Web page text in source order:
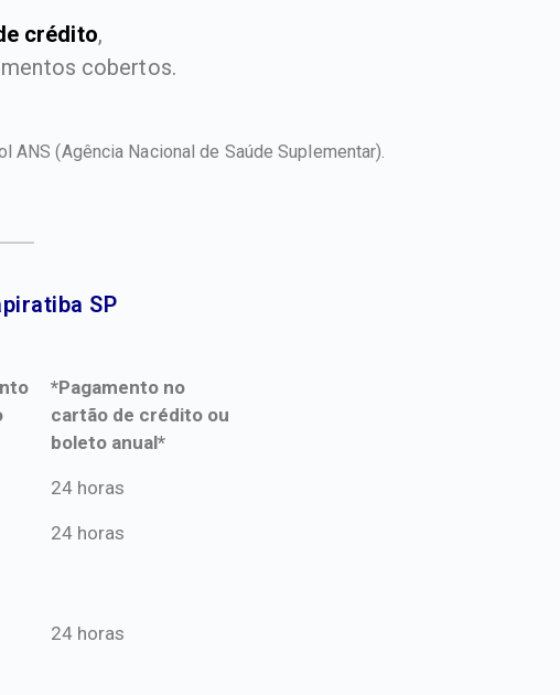
crédito,
cobertos.
ANS(Agência Nacional de Saúde Suplementar).
SP​
*Pagamento no
cartão de crédito ou
boleto anual*
*Pagamento no
boleto anual*
24 horas
24 horas
24 horas